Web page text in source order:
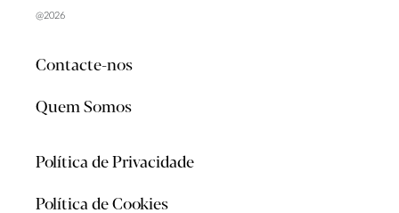
@2026
Contacte-nos
Quem Somos
Política de Privacidade
Política de Cookies